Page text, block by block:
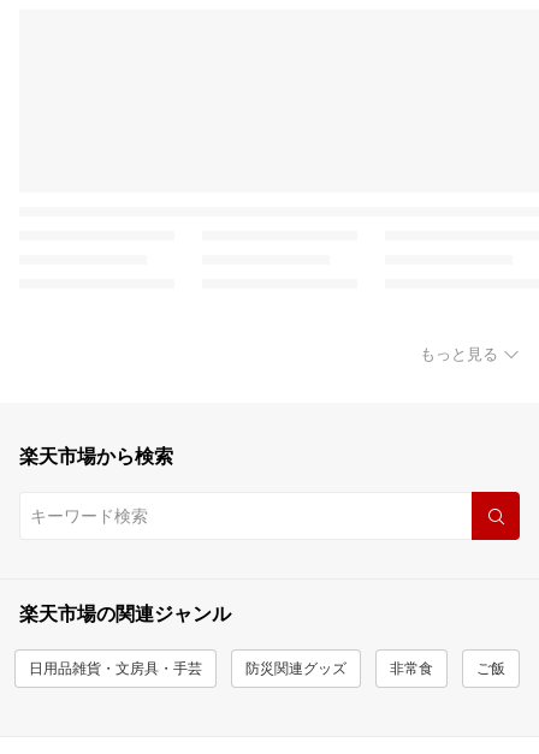
もっと見る
楽天市場から検索
楽天市場の関連ジャンル
日用品雑貨・文房具・手芸 防災関連グッズ 非常食 ご飯